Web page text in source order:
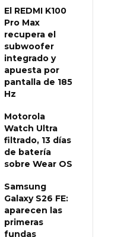
El REDMI K100
Pro Max
recupera el
subwoofer
integrado y
apuesta por
pantalla de 185
Hz
Motorola
Watch Ultra
filtrado, 13 días
de batería
sobre Wear OS
Samsung
Galaxy S26 FE:
aparecen las
primeras
fundas